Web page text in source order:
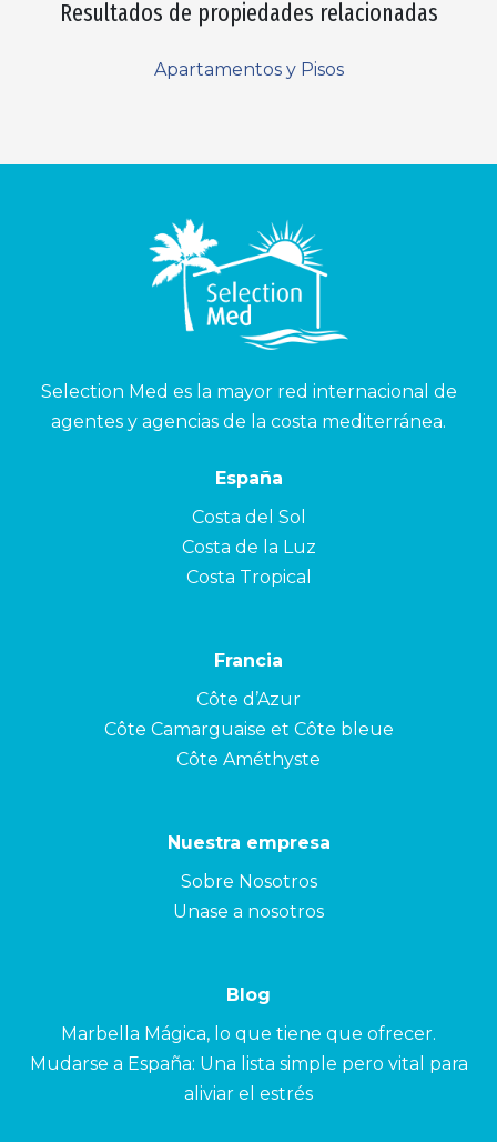
Resultados de propiedades relacionadas
Apartamentos y Pisos
Selection Med es la mayor red internacional de
agentes y agencias de la costa mediterránea.
España
Costa del Sol
Costa de la Luz
Costa Tropical
Francia
Côte d’Azur
Côte Camarguaise et Côte bleue
Côte Améthyste
Nuestra empresa
Sobre Nosotros
Unase a nosotros
Blog
Marbella Mágica, lo que tiene que ofrecer.
Mudarse a España: Una lista simple pero vital para
aliviar el estrés